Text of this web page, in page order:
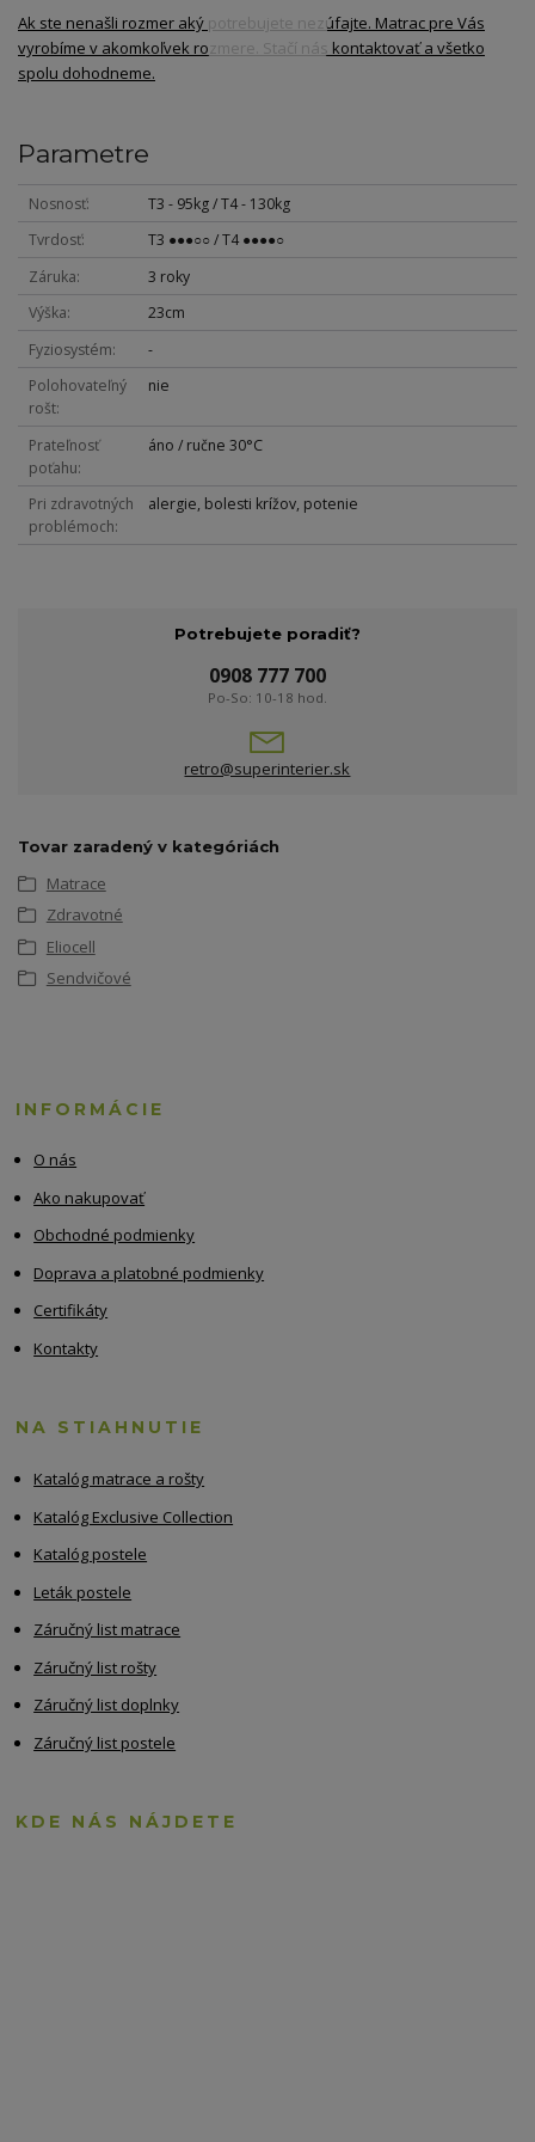
Ak ste nenašli rozmer aký potrebujete nezúfajte. Matrac pre Vás
vyrobíme v akomkoľvek rozmere. Stačí nás kontaktovať a všetko
spolu dohodneme.
Parametre
Nosnosť
T3 - 95kg / T4 - 130kg
Tvrdosť
T3 ●●●○○ / T4 ●●●●○
Záruka
3 roky
Výška
23cm
Fyziosystém
-
Polohovateľný
rošt
nie
Prateľnosť
poťahu
áno / ručne 30°C
Pri zdravotných
problémoch
alergie, bolesti krížov, potenie
Potrebujete poradiť?
0908 777 700
Po-So: 10-18 hod.
retro@superinterier.sk
Tovar zaradený v kategóriách
Matrace
Zdravotné
Eliocell
Sendvičové
INFORMÁCIE
O nás
Ako nakupovať
Obchodné podmienky
Doprava a platobné podmienky
Certifikáty
Kontakty
NA STIAHNUTIE
Katalóg matrace a rošty
Katalóg Exclusive Collection
Katalóg postele
Leták postele
Záručný list matrace
Záručný list rošty
Záručný list doplnky
Záručný list postele
KDE NÁS NÁJDETE